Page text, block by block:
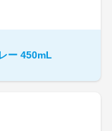
ー 450mL